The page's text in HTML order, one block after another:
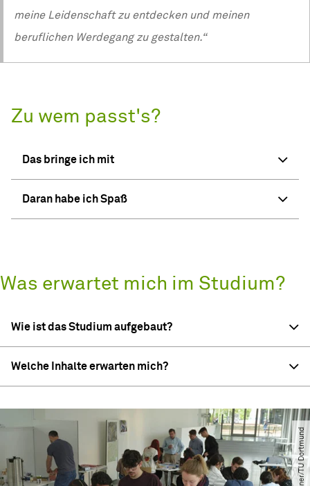
meine Leidenschaft zu entdecken und meinen
beruflichen Werdegang zu gestalten.“
Zu wem passt's?
Das bringe ich mit
Daran habe ich Spaß
Was erwartet mich im Studium?
Wie ist das Studium aufgebaut?
Welche Inhalte erwarten mich?